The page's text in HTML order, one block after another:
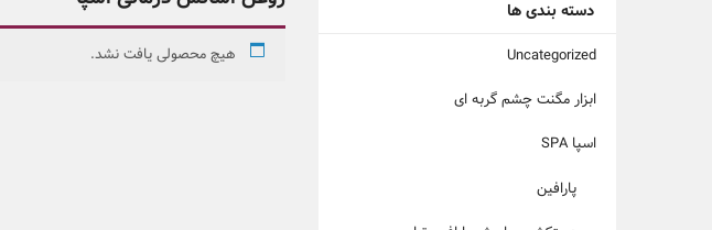
دسته بندی ها
Uncategorized
ابزار مگنت چشم گربه ای
اسپا SPA
پارافین
هیچ محصولی یافت نشد.